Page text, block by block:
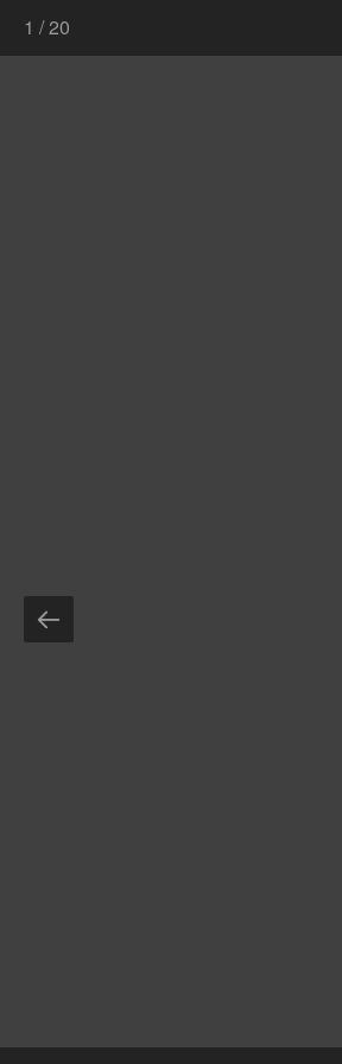
1 /20